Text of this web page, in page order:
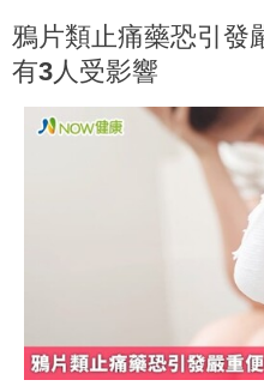
鴉片類止痛藥恐引發
有3人受影響